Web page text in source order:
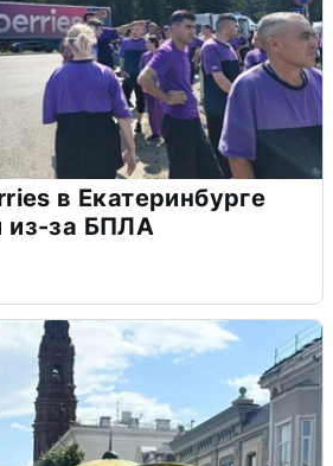
в Екатеринбурге
из-за БПЛА